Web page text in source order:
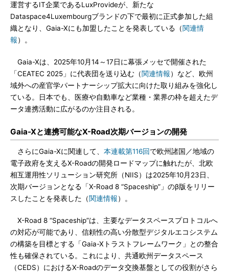
運営するIT企業であるLuxProvideが、新たな
Dataspace4Luxembourgブランドの下で最初に正式参加した組
織となり、Gaia-Xにも加盟したことを発表している（関連情
報）。
Gaia-Xは、2025年10月14～17日に幕張メッセで開催された
「CEATEC 2025」に代表団を送り込む（関連情報）など、欧州
域外への産官学パートナーシップ拡大に向けた取り組みを強化し
ている。日本でも、医療や自動車など業種・業界の枠を超えたデ
ータ連携活動に広がるのか注目される。
Gaia-Xと連携可能なX-Road次期バージョンの開発
さらにGaia-Xに関連して、 本連載第116回で欧州諸国／地域の
電子政府を支えるX-Roadの開発ロードマップに触れたが、北欧
相互運用性ソリューション研究所（NIIS）は2025年10月23日、
次期バージョンとなる「X-Road 8 “Spaceship”」のβ版をリリー
スしたことを発表した（関連情報）。
X-Road 8 “Spaceship”は、主要なデータスペースプロトコルへ
の対応が可能であり、信頼性の高い分散型デジタルエコシステム
の構築を目標とする「Gaia-Xトラストフレームワーク」との整合
性も確保されている。これにより、共通欧州データスペース
（CEDS）におけるX-Roadのデータ交換基盤としての役割がさら